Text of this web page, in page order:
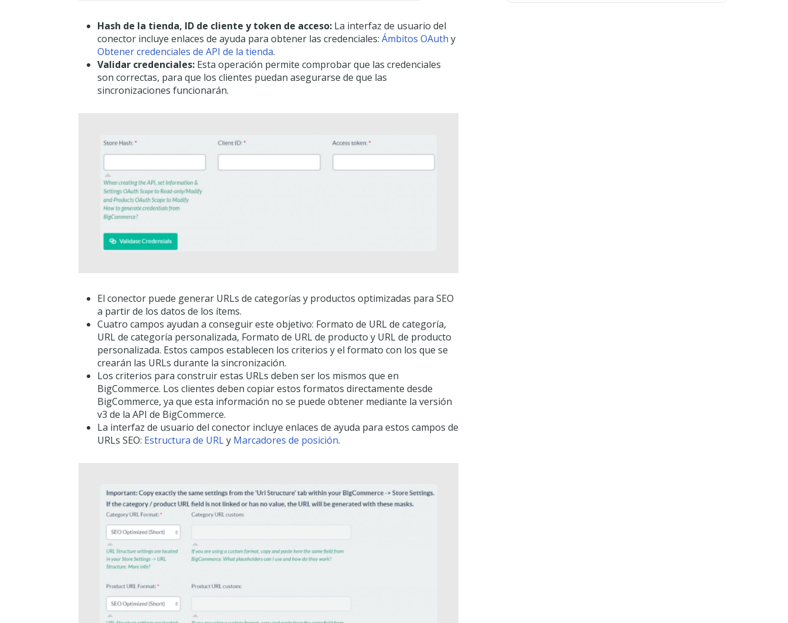
Hash de la tienda, ID de cliente y token de acceso: La interfaz de usuario del
conector incluye enlaces de ayuda para obtener las credenciales: Ámbitos OAuth y
Obtener credenciales de API de la tienda.
Validar credenciales: Esta operación permite comprobar que las credenciales
son correctas, para que los clientes puedan asegurarse de que las
sincronizaciones funcionarán.
El conector puede generar URLs de categorías y productos optimizadas para SEO
a partir de los datos de los ítems.
Cuatro campos ayudan a conseguir este objetivo: Formato de URL de categoría,
URL de categoría personalizada, Formato de URL de producto y URL de producto
personalizada. Estos campos establecen los criterios y el formato con los que se
crearán las URLs durante la sincronización.
Los criterios para construir estas URLs deben ser los mismos que en
BigCommerce. Los clientes deben copiar estos formatos directamente desde
BigCommerce, ya que esta información no se puede obtener mediante la versión
v3 de la API de BigCommerce.
La interfaz de usuario del conector incluye enlaces de ayuda para estos campos de
URLs SEO: Estructura de URLy Marcadores de posición.